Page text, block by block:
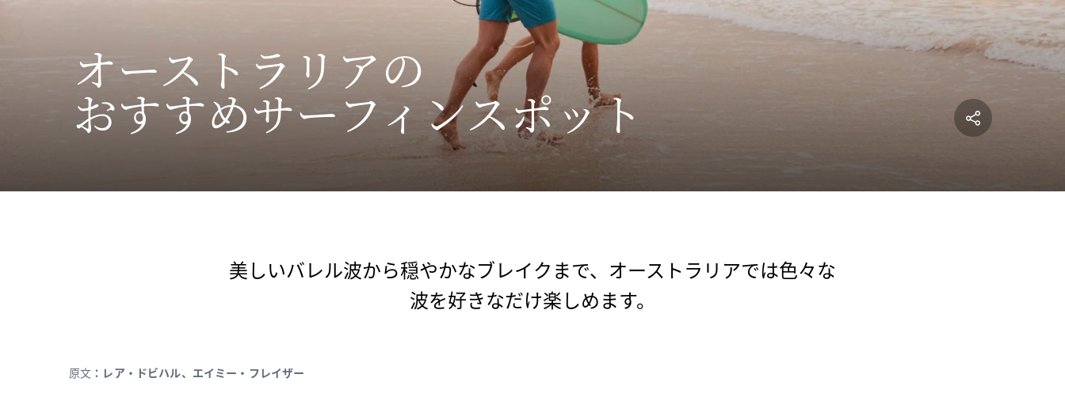
オーストラリアの
おすすめサーフィンスポット
美しいバレル波から穏やかなブレイクまで、オーストラリアでは色々な
波を好きなだけ楽しめます。
原文 ：レア・ドビハル、エイミー・フレイザー